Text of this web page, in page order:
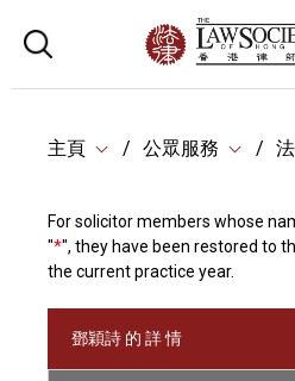
主頁 公眾服務
For solicitor members whose
"*", they have been restored to
the current practice year.
鄧穎詩 的 詳 情